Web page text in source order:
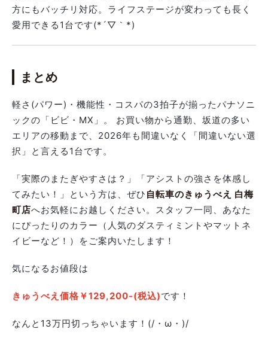
方にもバッチリ対応。ライフステージが変わっても長く
愛用できる1台です(*´▽｀*)
まとめ
軽さ(パワー)・機能性・コスパの3拍子が揃ったパナソニ
ックの「ビビ・MX」。 お買い物から通勤、坂道の多い
エリアの移動まで、2026年も間違いなく「間違いない選
択」と言える1台です。
「実際のまたぎやすさは？」「アシストの強さを体感し
てみたい！」という方は、ぜひ 自転車のきゅうべえ 白梅
町店へお気軽にお越しください。スタッフ一同、あなた
にぴったりのカラー（人気のダスティミントやマットネ
イビーなど！）をご案内いたします！
気になるお値段は
きゅうべえ価格￥129,200-(税込)です！
なんと13万円切っちゃいます！(/・ω・)/